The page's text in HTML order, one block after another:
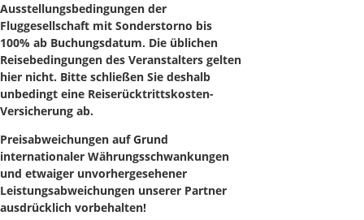
Ausstellungsbedingungen der
Fluggesellschaft mit Sonderstorno bis
100% ab Buchungsdatum. Die üblichen
Reisebedingungen des Veranstalters gelten
hier nicht. Bitte schließen Sie deshalb
unbedingt eine Reiserücktrittskosten-
Versicherung ab.
Preisabweichungen auf Grund
internationaler Währungsschwankungen
und etwaiger unvorhergesehener
Leistungsabweichungen unserer Partner
ausdrücklich vorbehalten!